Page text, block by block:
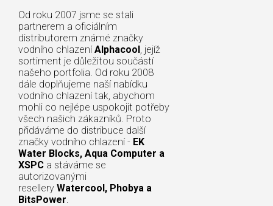
Od roku 2007 jsme se stali
partnerem a oficiálním
distributorem známé značky
vodního chlazení Alphacool, jejíž
sortiment je důležitou součástí
našeho portfolia. Od roku 2008
dále doplňujeme naší nabídku
vodního chlazení tak, abychom
mohli co nejlépe uspokojit potřeby
všech našich zákazníků. Proto
přidáváme do distribuce další
značky vodního chlazení - EK
Water Blocks, Aqua Computer a
XSPC a stáváme se
autorizovanými
resellery Watercool, Phobya a
BitsPower.